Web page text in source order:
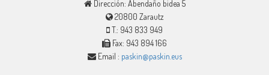
Dirección: Abendaño bidea 5
20800 Zarautz
T.: 943 833 949
Fax: 943 894 166
Email : paskin@paskin.eus